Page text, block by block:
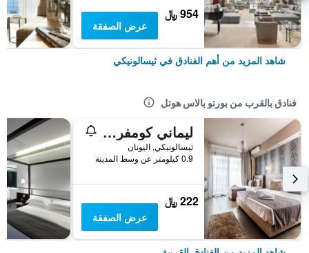
954 ﷼
عرض الصفقة
شاهد المزيد من أهم الفنادق في ثيسالونيكي
فنادق بالقرب من بورتو بالاس هوتل
ليماني كومفرت رومز
ثيسالونيكي, اليونان
0.9 كيلومتر عن وسط المدينة
222 ﷼
عرض الصفقة